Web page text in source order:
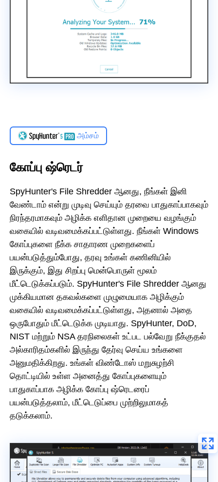
அம்சம்
கோப்பு ஷ்ரெடர்
SpyHunter's File Shredder ஆனது, நீங்கள் இனி
வேண்டாம் என்று முடிவு செய்யும் தரவை பாதுகாப்பாகவும்
நிரந்தரமாகவும் அழிக்க எளிதான முறையை வழங்கும்
வகையில் வடிவமைக்கப்பட்டுள்ளது. நீங்கள் Windows
கோப்புகளை நீக்க சாதாரண முறைகளைப்
பயன்படுத்தும்போது, தரவு உங்கள் கணினியில்
இருக்கும், இது சிறப்பு மென்பொருள் மூலம்
மீட்டெடுக்கப்படும். SpyHunter's File Shredder ஆனது
முக்கியமான தகவல்களை முழுமையாக அழிக்கும்
வகையில் வடிவமைக்கப்பட்டுள்ளது, அதனால் அதை
ஒருபோதும் மீட்டெடுக்க முடியாது. SpyHunter, DoD,
NIST மற்றும் NSA தரநிலைகள் உட்பட பல்வேறு நீக்குதல்
அல்காரிதம்களில் இருந்து தேர்வு செய்ய உங்களை
அனுமதிக்கிறது. உங்கள் விண்டோஸ் மறுசுழற்சி
தொட்டியில் உள்ள அனைத்து கோப்புகளையும்
பாதுகாப்பாக அழிக்க கோப்பு ஷ்ரெடரைப்
பயன்படுத்தலாம், மீட்டெடுப்பை முற்றிலுமாகத்
தடுக்கலாம்.